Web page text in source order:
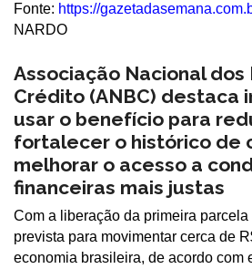
Fonte: https://
NARDO
Associação Nacional
Crédito (ANBC) destaca
usar o benefício para
fortalecer o histórico de
melhorar o acesso a
financeiras mais justas
Com a liberação da primeira parcela
prevista para movimentar cerca de
economia brasileira, de acordo com